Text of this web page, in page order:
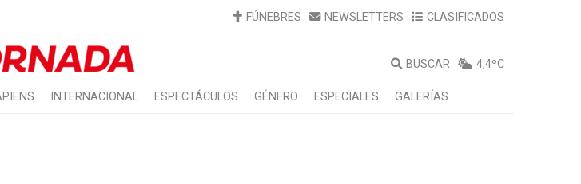
FÚNEBRES NEWSLETTERS CLASIFICADOS
BUSCAR 4,4ºC
INTERNACIONAL ESPECTÁCULOS GÉNERO ESPECIALES GALERÍAS